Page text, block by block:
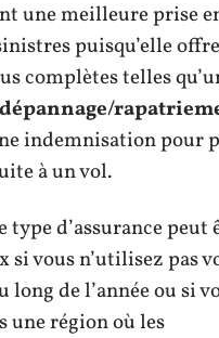
une meilleure prise
puisqu’elle
complètes telles
indemnisation pour
à un vol.
type d’assurance peut
si vous n’utilisez pas
long de l’année ou si
une région où les